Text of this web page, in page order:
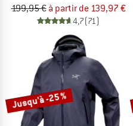
199,95 € à partir de 139,97 €
4,7(71)
Jusqu'à -25 %